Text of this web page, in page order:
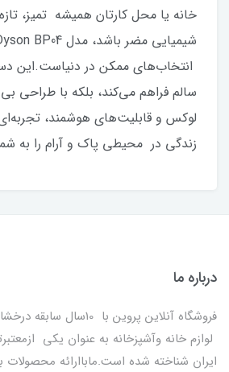
خانه یا محل کارتان همیشه تمیز،
انتخاب‌های ممکن در دنیاست.این
سالم فراهم می‌کند، بلکه با طراحی
لوکس و قابلیت‌های هوشمند، تجربه‌ای
زندگی در محیطی پاک و آرام را به
درباره ما
فروشگاه آنلاین پروین با
لوازم خانه وآشپزخانه به عنوان یکی
ایران شناخته شده است.ماباارائه محصولات